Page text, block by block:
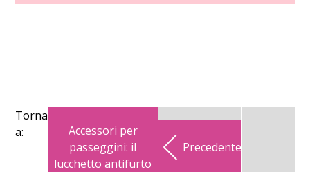
Torna
a:
Accessori per
passeggini: il
lucchetto antifurto
Precedente